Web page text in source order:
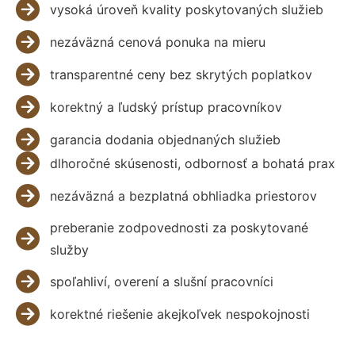
vysoká úroveň kvality poskytovaných služieb
nezáväzná cenová ponuka na mieru
transparentné ceny bez skrytých poplatkov
korektný a ľudský prístup pracovníkov
garancia dodania objednaných služieb
dlhoročné skúsenosti, odbornosť a bohatá prax
nezáväzná a bezplatná obhliadka priestorov
preberanie zodpovednosti za poskytované
služby
spoľahliví, overení a slušní pracovníci
korektné riešenie akejkoľvek nespokojnosti